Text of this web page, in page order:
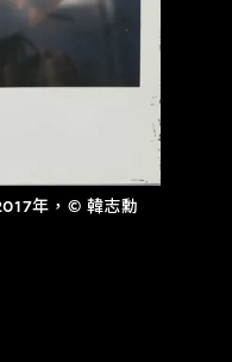
年，© 韓志勳
十一世紀視覺